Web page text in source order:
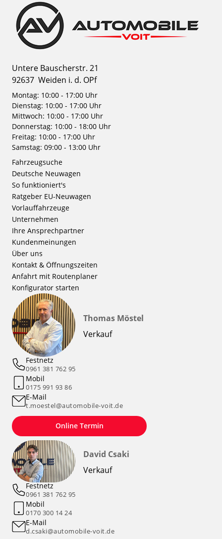
Untere Bauscherstr. 21
92637 Weiden i. d. OPf
Montag: 10:00 - 17:00 Uhr
Dienstag: 10:00 - 17:00 Uhr
Mittwoch: 10:00 - 17:00 Uhr
Donnerstag: 10:00 - 18:00 Uhr
Freitag: 10:00 - 17:00 Uhr
Samstag: 09:00 - 13:00 Uhr
Fahrzeugsuche
Deutsche Neuwagen
So funktioniert's
Ratgeber EU-Neuwagen
Vorlauffahrzeuge
Unternehmen
Ihre Ansprechpartner
Kundenmeinungen
Über uns
Kontakt & Öffnungszeiten
Anfahrt mit Routenplaner
Konfigurator starten
Thomas Möstel
Verkauf
Festnetz
0961 381 762 95
Mobil
0175 991 93 86
E-Mail
t.moestel@automobile-voit.de
Online Termin
David Csaki
Verkauf
Festnetz
0961 381 762 95
Mobil
0170 300 14 24
E-Mail
d.csaki@automobile-voit.de